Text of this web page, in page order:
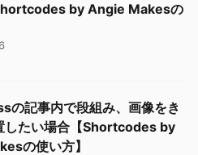
by Angie Makesの
の記事内で段組み、画像をき
したい場合【Shortcodes by
の使い方】